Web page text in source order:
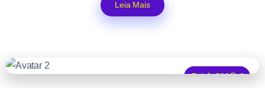
Leia Mais
1 500
2